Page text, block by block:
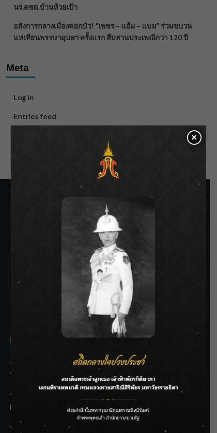
นร.ตชด.บ้านห้วยเป้า
อลังการกลางเมืองดอกบัว! “เพชร – แอ้ม – แบม” ร่วมขบวน
แห่เทียนพรรษาอุบลฯ ครั้งแรก สืบสานประเพณีกว่า 120 ปี
Meta
Log in
Entries feed
SIAMRATH VARIETY
THE BEST ENTERTAINMENT
Recent Posts
ลุยไม่หยุด!! กรมชลฯ เร่งเคลียร์ผักตบชวา-ติดตั้งเครื่องสูบน้ำ
ทั่วไทย
“BILLKIN” สร้างความภาคภูมิใจ คว้ารางวัลใหญ่ Weibo
Malaysia พร้อมโชว์สุดประทับใจ
“สุริยะ” สั่งกรมชลฯ เฝ้าระวังน้ำ 24 ชม. รับมือฝนสิงหาคม
×